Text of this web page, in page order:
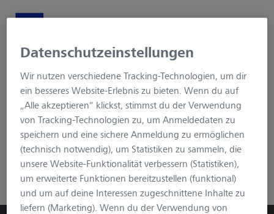
Datenschutzeinstellungen
Wir nutzen verschiedene Tracking-Technologien, um dir
ein besseres Website-Erlebnis zu bieten. Wenn du auf
„Alle akzeptieren“ klickst, stimmst du der Verwendung
von Tracking-Technologien zu, um Anmeldedaten zu
speichern und eine sichere Anmeldung zu ermöglichen
(technisch notwendig), um Statistiken zu sammeln, die
unsere Website-Funktionalität verbessern (Statistiken),
um erweiterte Funktionen bereitzustellen (funktional)
und um auf deine Interessen zugeschnittene Inhalte zu
liefern (Marketing). Wenn du der Verwendung von